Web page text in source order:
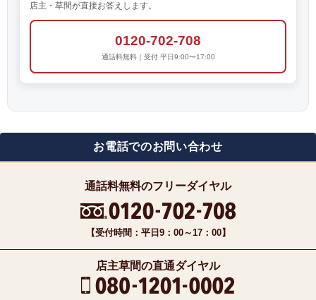
店主・草間が直接お答えします。
0120-702-708
通話料無料｜受付 平日9:00〜17:00
お電話でのお問い合わせ
通話料無料のフリーダイヤル
【受付時間：平日9：00～17：00】
店主草間の直通ダイヤル